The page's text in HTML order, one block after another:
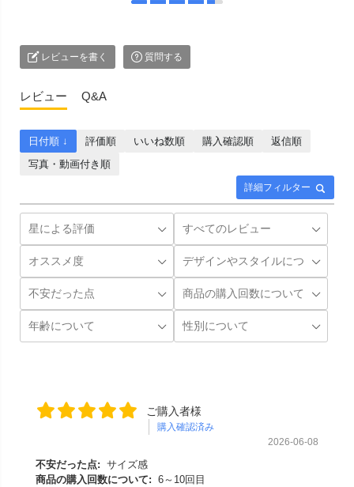
レビューを書く 質問する
レビュー Q&A
詳細フィルター
日付順 ↓ 評価順 いいね数順 購入確認順
返信順
写真・動画付き順
ご購入者様
購入確認済み
2026-06-08
不安だった点: サイズ感
商品の購入回数について: 6～10回目